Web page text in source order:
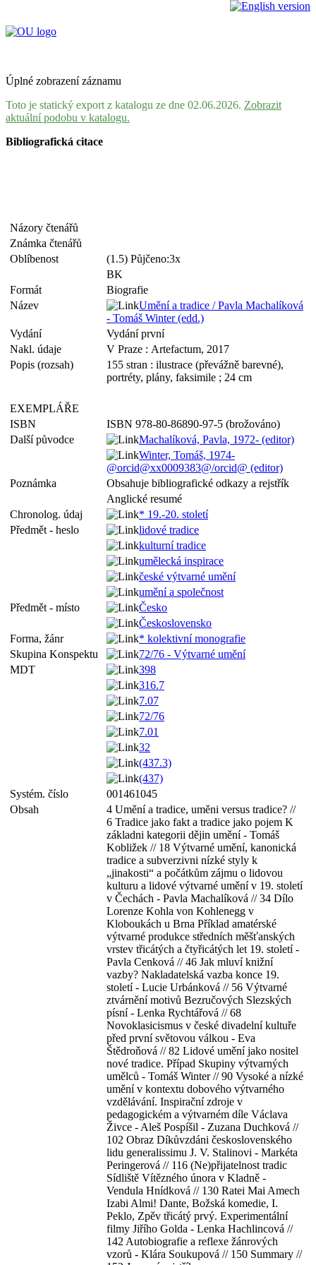
Úplné zobrazení záznamu
Toto je statický export z katalogu ze dne 02.06.2026. Zobrazit
aktuální podobu v katalogu.
Bibliografická citace
Názory čtenářů
Známka čtenářů
Oblíbenost
(1.5) Půjčeno:3x
BK
Formát
Biografie
Název
Umění a tradice / Pavla Machalíková
- Tomáš Winter (edd.)
Vydání
Vydání první
Nakl. údaje
V Praze : Artefactum, 2017
Popis (rozsah)
155 stran : ilustrace (převážně barevné),
portréty, plány, faksimile ; 24 cm
EXEMPLÁŘE
ISBN
ISBN 978-80-86890-97-5 (brožováno)
Další původce
Machalíková, Pavla, 1972- (editor)
Winter, Tomáš, 1974-
@orcid@xx0009383@/orcid@ (editor)
Poznámka
Obsahuje bibliografické odkazy a rejstřík
Anglické resumé
Chronolog. údaj
* 19.-20. století
Předmět - heslo
lidové tradice
kulturní tradice
umělecká inspirace
české výtvarné umění
umění a společnost
Předmět - místo
Česko
Československo
Forma, žánr
* kolektivní monografie
Skupina Konspektu
72/76 - Výtvarné umění
MDT
398
316.7
7.07
72/76
7.01
32
(437.3)
(437)
Systém. číslo
001461045
Obsah
4 Umění a tradice, uměni versus tradice? //
6 Tradice jako fakt a tradice jako pojem K
základni kategorii dějin umění - Tomáš
Kobližek // 18 Výtvarné umění, kanonická
tradice a subverzivni nízké styly k
„jinakosti“ a počátkům zájmu o lidovou
kulturu a lidové výtvarné umění v 19. století
v Čechách - Pavla Machalíková // 34 Dílo
Lorenze Kohla von Kohlenegg v
Kloboukách u Brna Příklad amatérské
výtvarné produkce středních měšťanských
vrstev třicátých a čtyřicátých let 19. století -
Pavla Cenková // 46 Jak mluví knižní
vazby? Nakladatelská vazba konce 19.
století - Lucie Urbánková // 56 Výtvarné
ztvárnění motivů Bezručových Slezských
písní - Lenka Rychtářová // 68
Novoklasicismus v české divadelní kultuře
před první světovou válkou - Eva
Štědroňová // 82 Lidové umění jako nositel
nové tradice. Případ Skupiny výtvarných
umělců - Tomáš Winter // 90 Vysoké a nízké
umění v kontextu dobového výtvarného
vzdělávání. Inspirační zdroje v
pedagogickém a výtvarném díle Václava
Živce - Aleš Pospíšil - Zuzana Duchková //
102 Obraz Díkůvzdáni československého
lidu generalissimu J. V. Stalinovi - Markéta
Peringerová // 116 (Ne)přijatelnost tradic
Sídliště Vítězného února v Kladně -
Vendula Hnídková // 130 Ratei Mai Amech
Izabi Almi! Dante, Božská komedie, I.
Peklo, Zpěv třicátý prvý. Experimentální
filmy Jiřího Golda - Lenka Hachlincová //
142 Autobiografie a reflexe žánrových
vzorů - Klára Soukupová // 150 Summary //